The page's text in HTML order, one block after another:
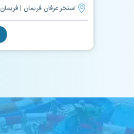
استخر عرفان فریمان | فریمان